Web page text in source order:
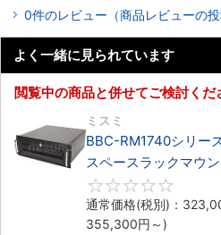
0件のレビュー（商品レビューの投
よく一緒に見られています
閲覧中の商品と併せてご検討くだ
ミスミ
BBC-RM1740シリー
スペースラックマウ
3PCIe
通常価格(税別)：
355,300円 ～)